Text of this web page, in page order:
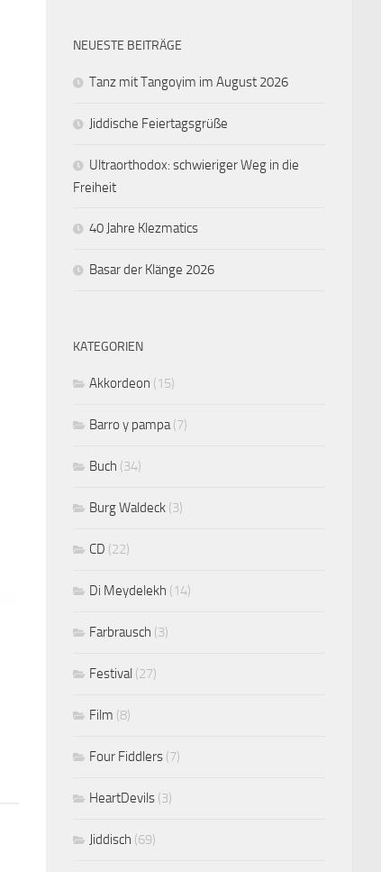
NEUESTE BEITRÄGE
Tanz mit Tangoyim im August 2026
Jiddische Feiertagsgrüße
Ultraorthodox: schwieriger Weg in die
Freiheit
40 Jahre Klezmatics
Basar der Klänge 2026
KATEGORIEN
Akkordeon (15)
Barro y pampa(7)
Buch (34)
Burg Waldeck (3)
CD (22)
Di Meydelekh (14)
Farbrausch (3)
Festival (27)
Film (8)
Four Fiddlers (7)
HeartDevils (3)
Jiddisch (69)